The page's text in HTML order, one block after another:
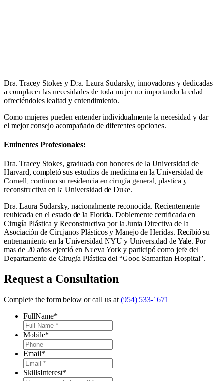
Dra. Tracey Stokes y Dra. Laura Sudarsky, innovadoras y dedicadas
a complacer las necesidades de toda mujer no importando la edad
ofreciéndoles lealtad y entendimiento.
Como mujeres pueden entender individualmente la necesidad y dar
el mejor consejo acompañado de diferentes opciones.
Eminentes Profesionales:
Dra. Tracey Stokes, graduada con honores de la Universidad de
Harvard, completó sus estudios de medicina en la Universidad de
Cornell, continuo su residencia en cirugía general, plastica y
reconstructiva en la Universidad de Duke.
Dra. Laura Sudarsky, nacionalmente reconocida. Recientemente
reubicada en el estado de la Florida. Doblemente certificada en
Cirugía Plástica y Reconstructiva por la Junta Directiva de la
Asociación de Cirujanos Plásticos y Manejo de Heridas. Recibió su
entrenamiento en la Universidad NYU y Universidad de Yale. Por
mas de 20 años ejerció en Nueva York y participó como jefe del
Departamento de Cirugía Plástica del “Good Samaritan Hospital”.
Request a Consultation
Complete the form below or call us at (954) 533-1671
FullName*
Mobile*
Email*
SkillsInterest*